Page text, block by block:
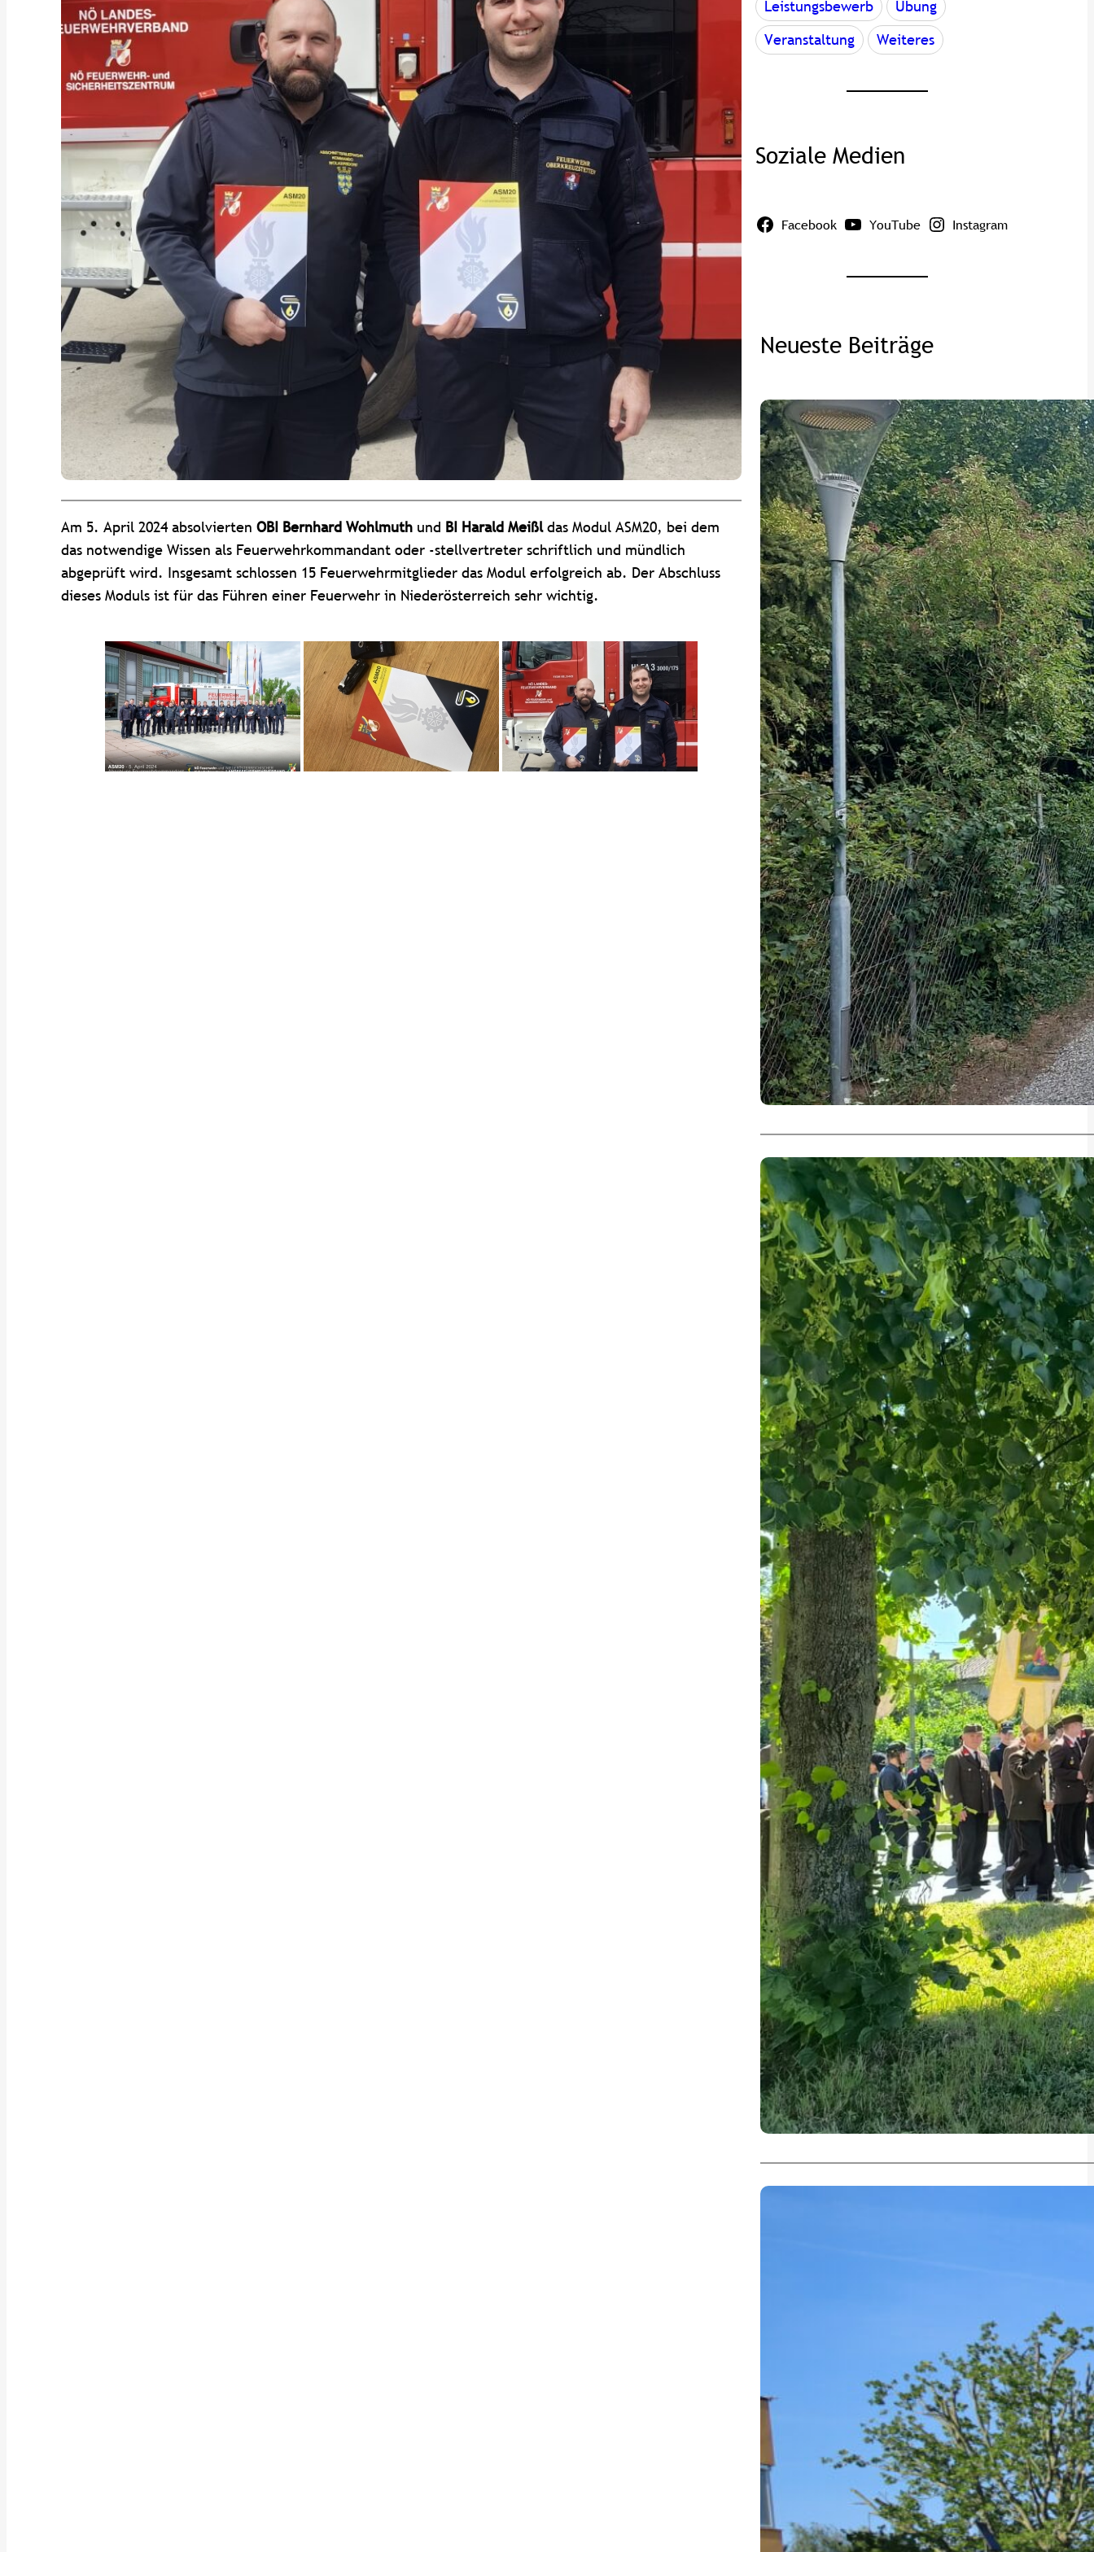
Am 5. April 2024 absolviertenOBI Bernhard Wohlmuth und BI Harald Meißldas Modul ASM20, bei dem
das notwendige Wissen als Feuerwehrkommandant oder -stellvertreter schriftlich und mündlich
abgeprüft wird. Insgesamt schlossen 15 Feuerwehrmitglieder das Modul erfolgreich ab. Der Abschluss
dieses Moduls ist für das Führen einer Feuerwehr in Niederösterreich sehr wichtig.
Leistungsbewerb
Übung
Veranstaltung
Weiteres
Soziale Medien
Facebook YouTube Instagram
Neueste Beiträge